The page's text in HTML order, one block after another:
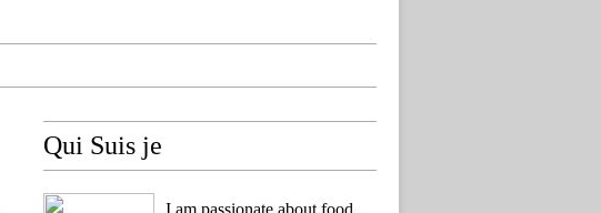
Qui Suis je
I am passionate about food,